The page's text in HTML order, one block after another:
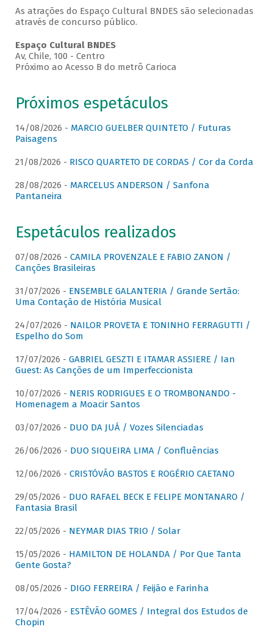
As atrações do Espaço Cultural BNDES são selecionadas
através de concurso público.
Espaço Cultural BNDES
Av, Chile, 100 - Centro
Próximo ao Acesso B do metrô Carioca
Próximos espetáculos
14/08/2026 - MARCIO GUELBER QUINTETO / Futuras
Paisagens
21/08/2026 - RISCO QUARTETO DE CORDAS / Cor da Corda
28/08/2026 - MARCELUS ANDERSON / Sanfona
Pantaneira
Espetáculos realizados
07/08/2026 - CAMILA PROVENZALE E FABIO ZANON /
Canções Brasileiras
31/07/2026 - ENSEMBLE GALANTERIA / Grande Sertão:
Uma Contação de História Musical
24/07/2026 - NAILOR PROVETA E TONINHO FERRAGUTTI /
Espelho do Som
17/07/2026 - GABRIEL GESZTI E ITAMAR ASSIERE / Ian
Guest: As Canções de um Imperfeccionista
10/07/2026 - NERIS RODRIGUES E O TROMBONANDO -
Homenagem a Moacir Santos
03/07/2026 - DUO DA JUÁ / Vozes Silenciadas
26/06/2026 - DUO SIQUEIRA LIMA / Confluências
12/06/2026 - CRISTÓVÃO BASTOS E ROGÉRIO CAETANO
29/05/2026 - DUO RAFAEL BECK E FELIPE MONTANARO /
Fantasia Brasil
22/05/2026 - NEYMAR DIAS TRIO / Solar
15/05/2026 - HAMILTON DE HOLANDA / Por Que Tanta
Gente Gosta?
08/05/2026 - DIGO FERREIRA / Feijão e Farinha
17/04/2026 - ESTÊVÃO GOMES / Integral dos Estudos de
Chopin